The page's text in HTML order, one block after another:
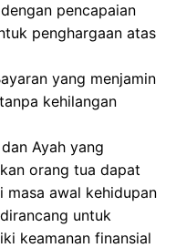
pencapaian
penghargaan atas
yang menjamin
kehilangan
Ayah yang
orang tua dapat
masa awal kehidupan
untuk
keamanan finansial